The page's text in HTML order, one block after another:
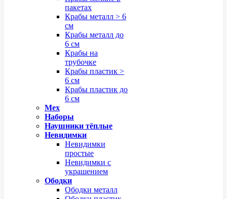
пакетах
Крабы металл > 6
см
Крабы металл до
6 см
Крабы на
трубочке
Крабы пластик >
6 см
Крабы пластик до
6 см
Мех
Наборы
Наушники тёплые
Невидимки
Невидимки
простые
Невидимки с
украшением
Ободки
Ободки металл